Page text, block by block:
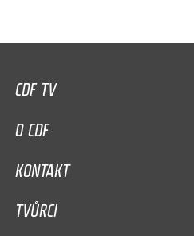
CDF TV
O CDF
KONTAKT
TVŮRCI